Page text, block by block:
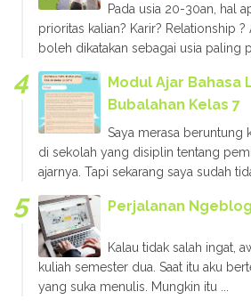
Pada usia 20-30an, hal
prioritas kalian? Karir? Relationship ?
boleh dikatakan sebagai usia paling
Modul Ajar Bahasa
Bubalahan Kelas 7
Saya merasa beruntung
di sekolah yang disiplin tentang
ajarnya. Tapi sekarang saya sudah
Perjalanan
Kalau tidak salah ingat,
kuliah semester dua. Saat itu aku
yang suka menulis. Mungkin itu ...